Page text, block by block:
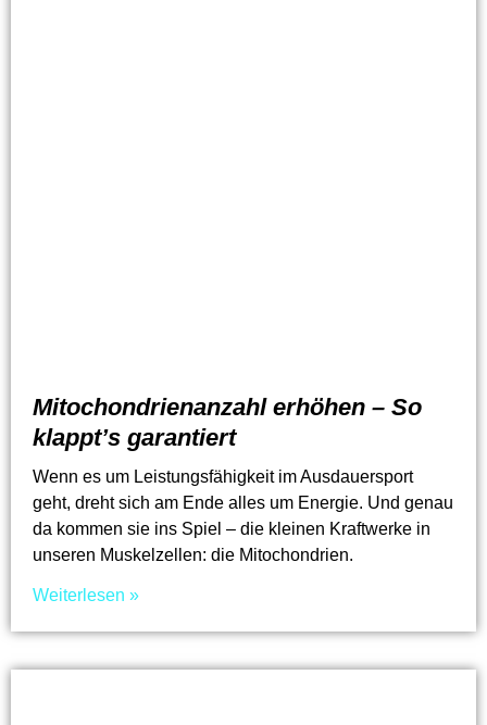
Mitochondrienanzahl erhöhen – So
klappt’s garantiert
Wenn es um Leistungsfähigkeit im Ausdauersport
geht, dreht sich am Ende alles um Energie. Und genau
da kommen sie ins Spiel – die kleinen Kraftwerke in
unseren Muskelzellen: die Mitochondrien.
Weiterlesen »